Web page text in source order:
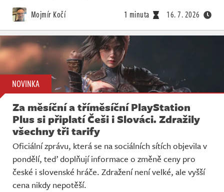
Mojmír Kočí 1 minuta 16. 7. 2026
NOVINKA
Za měsíční a tříměsíční PlayStation
Plus si připlatí Češi i Slováci. Zdražily
všechny tři tarify
Oficiální zprávu, která se na sociálních sítích objevila v
pondělí, teď doplňují informace o změně ceny pro
české i slovenské hráče. Zdražení není velké, ale vyšší
cena nikdy nepotěší.